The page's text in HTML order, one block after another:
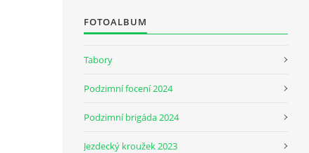
FOTOALBUM
Tabory
Podzimní focení 2024
Podzimní brigáda 2024
Jezdecký kroužek 2023